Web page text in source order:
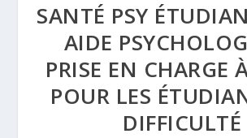
SANTÉ PSY
AIDE
PRISE EN CHARGE
POUR LES
DIFFICULTÉ